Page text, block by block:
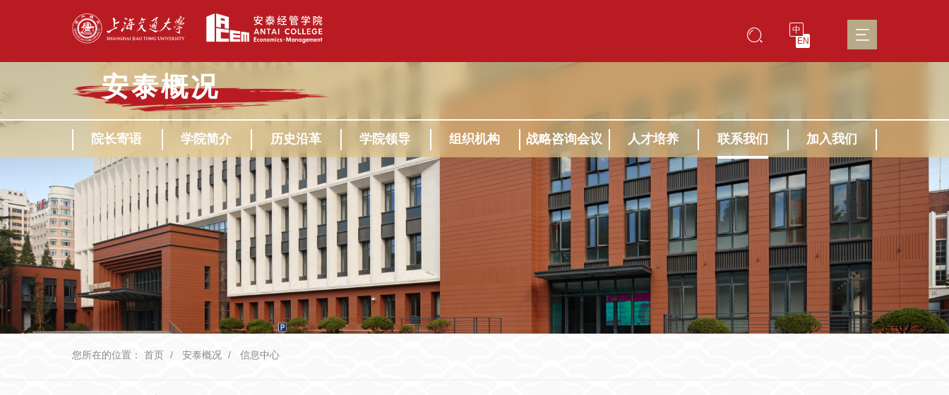
中
EN
安泰概况
院长寄语 学院简介 历史沿革 学院领导 组织机构 战略咨询会议 人才培养 联系我们 加入我们
您所在的位置： 首页 安泰概况 信息中心